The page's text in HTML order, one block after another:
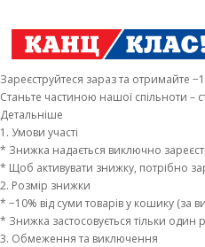
Зареєструйтеся зараз та отримайте
Станьте частиною нашої спільноти
Детальніше
1. Умови участі
* Знижка надається виключно
* Щоб активувати знижку, потрібно
2. Розмір знижки
* −10% від суми товарів у кошику (за
* Знижка застосовується тільки
3. Обмеження та виключення